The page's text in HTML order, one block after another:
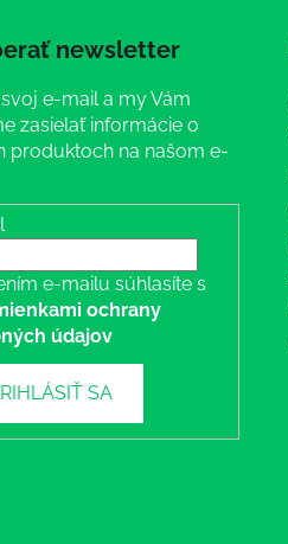
newsletter
e-mail a my Vám
zasielať informácie o
produktoch na našom e-
e-mailu súhlasíte s
ochrany
údajov
SA